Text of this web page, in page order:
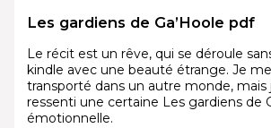
Les gardiens de Ga’Hoole pdf
Le récit est un rêve, qui se déroule
kindle avec une beauté étrange. Je
transporté dans un autre monde, mais
ressenti une certaine Les gardiens de
émotionnelle.